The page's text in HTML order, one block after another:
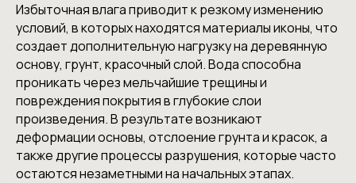
Избыточная влага приводит к резкому изменению
условий, в которых находятся материалы иконы, что
создает дополнительную нагрузку на деревянную
основу, грунт, красочный слой. Вода способна
проникать через мельчайшие трещины и
повреждения покрытия в глубокие слои
произведения. В результате возникают
деформации основы, отслоение грунта и красок, а
также другие процессы разрушения, которые часто
остаются незаметными на начальных этапах.